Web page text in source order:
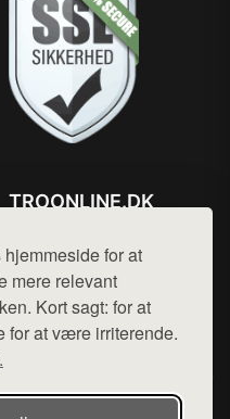
for at
mere relevant
Kort sagt: for at
for at være irriterende.
TROONLINE.DK
Mail: hej@want.dk
Cookie- og privatlivspolitik